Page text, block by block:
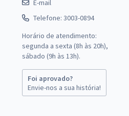
24,48
293,80 à vista
Comprar
do Estado do Rio de Janeiro - Saúde
(Pós-edital 2026) (Pré-edital)
E-mail
Telefone: 3003-0894
Horário de atendimento:
segunda a sexta (8h às 20h),
sábado (9h às 13h).
Foi aprovado?
Envie-nos a sua história!